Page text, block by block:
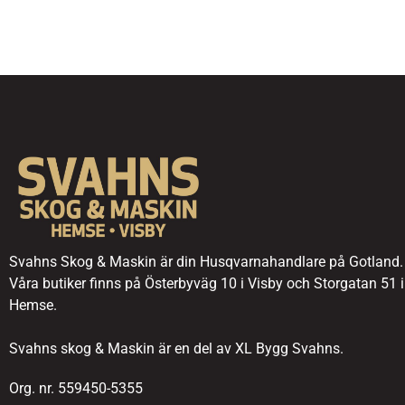
Svahns Skog & Maskin är din Husqvarnahandlare på Gotland.
Våra butiker finns på Österbyväg 10 i Visby och Storgatan 51 i
Hemse.
Svahns skog & Maskin är en del av XL Bygg Svahns.
Org. nr. 559450-5355